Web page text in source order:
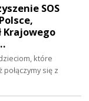
SOS
Krajowego
które
się z